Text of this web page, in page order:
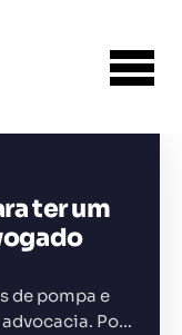
ter um
de pompa e
Por
ESTE